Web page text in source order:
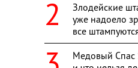
Злодейские
уже надоело
все
Медовый Спас